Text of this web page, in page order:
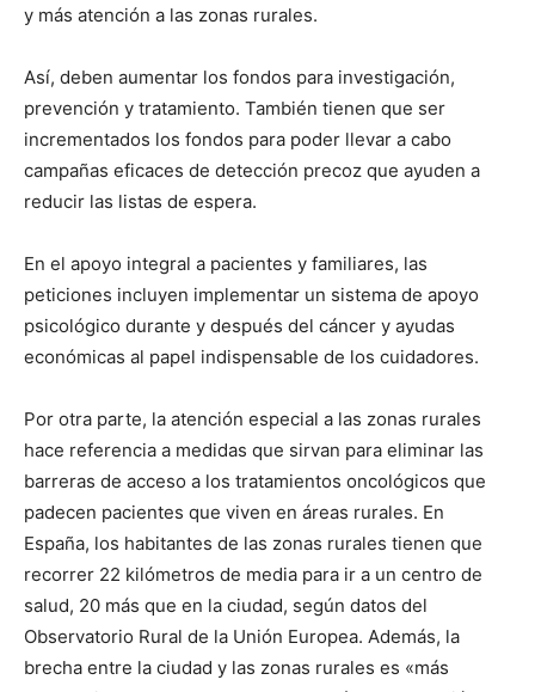
y más atención a las zonas rurales.
Así, deben aumentar los fondos para investigación,
prevención y tratamiento. También tienen que ser
incrementados los fondos para poder llevar a cabo
campañas eficaces de detección precoz que ayuden a
reducir las listas de espera.
En el apoyo integral a pacientes y familiares, las
peticiones incluyen implementar un sistema de apoyo
psicológico durante y después del cáncer y ayudas
económicas al papel indispensable de los cuidadores.
Por otra parte, la atención especial a las zonas rurales
hace referencia a medidas que sirvan para eliminar las
barreras de acceso a los tratamientos oncológicos que
padecen pacientes que viven en áreas rurales. En
España, los habitantes de las zonas rurales tienen que
recorrer 22 kilómetros de media para ir a un centro de
salud, 20 más que en la ciudad, según datos del
Observatorio Rural de la Unión Europea. Además, la
brecha entre la ciudad y las zonas rurales es «más